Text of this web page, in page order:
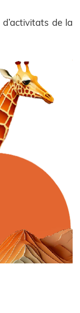
de la